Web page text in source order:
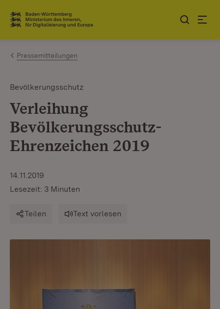
Zum Inhalt springen
Link zur Startseite
Pressemitteilungen
Bevölkerungsschutz
Verleihung
Bevölkerungsschutz-
Ehrenzeichen 2019
14.11.2019
Lesezeit: 3 Minuten
Teilen Text vorlesen